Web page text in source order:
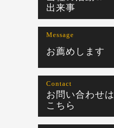
出来事
Message
お薦めします
Contact
お問い合わせは
こちら